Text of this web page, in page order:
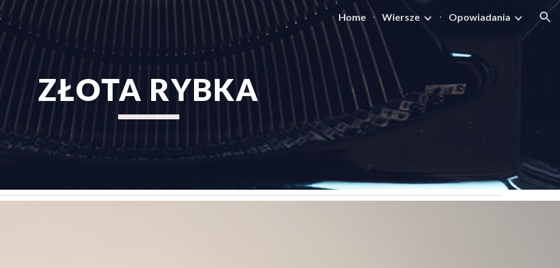
Skip to main content Skip to navigation Home Wiersze Opowiadania
ZŁOTA RYBKA